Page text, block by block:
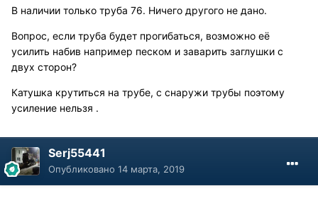
В наличии только труба 76. Ничего другого не дано.
Вопрос, если труба будет прогибаться, возможно её
усилить набив например песком и заварить заглушки с
двух сторон?
Катушка крутиться на трубе, с снаружи трубы поэтому
усиление нельзя .
Serj55441
Опубликовано 14 марта, 2019